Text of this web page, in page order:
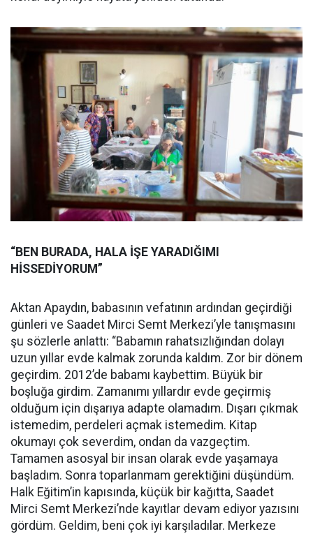
“BEN BURADA, HALA İŞE YARADIĞIMI
HİSSEDİYORUM”
Aktan Apaydın, babasının vefatının ardından geçirdiği
günleri ve Saadet Mirci Semt Merkezi’yle tanışmasını
şu sözlerle anlattı: “Babamın rahatsızlığından dolayı
uzun yıllar evde kalmak zorunda kaldım. Zor bir dönem
geçirdim. 2012’de babamı kaybettim. Büyük bir
boşluğa girdim. Zamanımı yıllardır evde geçirmiş
olduğum için dışarıya adapte olamadım. Dışarı çıkmak
istemedim, perdeleri açmak istemedim. Kitap
okumayı çok severdim, ondan da vazgeçtim.
Tamamen asosyal bir insan olarak evde yaşamaya
başladım. Sonra toparlanmam gerektiğini düşündüm.
Halk Eğitim’in kapısında, küçük bir kağıtta, Saadet
Mirci Semt Merkezi’nde kayıtlar devam ediyor yazısını
gördüm. Geldim, beni çok iyi karşıladılar. Merkeze